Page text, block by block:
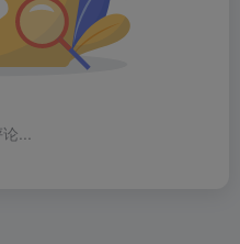
...